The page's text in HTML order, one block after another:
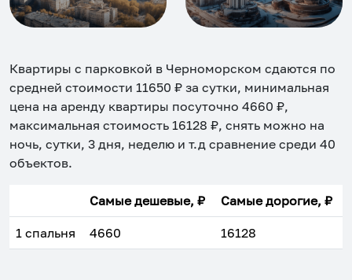
Квартиры с парковкой в Черноморском сдаются по
средней стоимости 11650 ₽ за сутки, минимальная
цена на аренду квартиры посуточно 4660 ₽,
максимальная стоимость 16128 ₽, снять можно на
ночь, сутки, 3 дня, неделю и т.д сравнение среди 40
объектов.
Самые дешевые, ₽ Самые дорогие, ₽
1 спальня 4660 16128